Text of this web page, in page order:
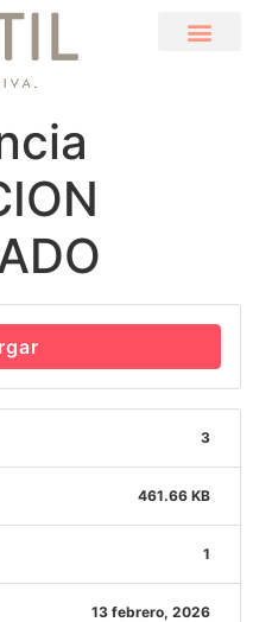
3
461.66 KB
1
13 febrero, 2026